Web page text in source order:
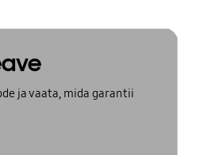
ja vaata, mida garantii